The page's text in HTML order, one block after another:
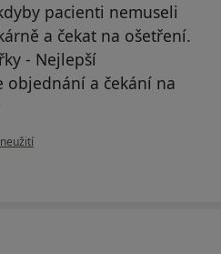
pacienti nemuseli
a čekat na ošetření.
- Nejlepší
objednání a čekání na
uživatele Pacient